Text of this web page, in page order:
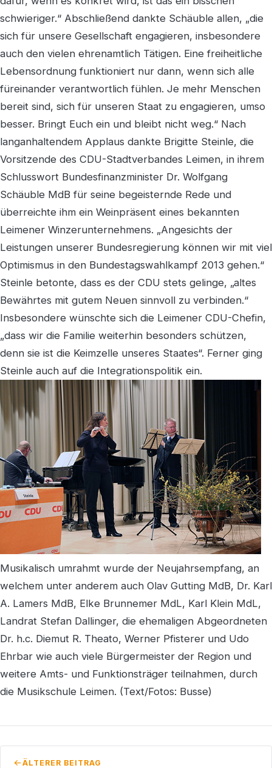
schwieriger.“ Abschließend dankte Schäuble allen, „die
sich für unsere Gesellschaft engagieren, insbesondere
auch den vielen ehrenamtlich Tätigen. Eine freiheitliche
Lebensordnung funktioniert nur dann, wenn sich alle
füreinander verantwortlich fühlen. Je mehr Menschen
bereit sind, sich für unseren Staat zu engagieren, umso
besser. Bringt Euch ein und bleibt nicht weg.“ Nach
langanhaltendem Applaus dankte Brigitte Steinle, die
Vorsitzende des CDU-Stadtverbandes Leimen, in ihrem
Schlusswort Bundesfinanzminister Dr. Wolfgang
Schäuble MdB für seine begeisternde Rede und
überreichte ihm ein Weinpräsent eines bekannten
Leimener Winzerunternehmens. „Angesichts der
Leistungen unserer Bundesregierung können wir mit viel
Optimismus in den Bundestagswahlkampf 2013 gehen.“
Steinle betonte, dass es der CDU stets gelinge, „altes
Bewährtes mit gutem Neuen sinnvoll zu verbinden.“
Insbesondere wünschte sich die Leimener CDU-Chefin,
„dass wir die Familie weiterhin besonders schützen,
denn sie ist die Keimzelle unseres Staates“. Ferner ging
Steinle auch auf die Integrationspolitik ein.
Musikalisch umrahmt wurde der Neujahrsempfang, an
welchem unter anderem auch Olav Gutting MdB, Dr. Karl
A. Lamers MdB, Elke Brunnemer MdL, Karl Klein MdL,
Landrat Stefan Dallinger, die ehemaligen Abgeordneten
Dr. h.c. Diemut R. Theato, Werner Pfisterer und Udo
Ehrbar wie auch viele Bürgermeister der Region und
weitere Amts- und Funktionsträger teilnahmen, durch
die Musikschule Leimen. (Text/Fotos: Busse)
ÄLTERER BEITRAG